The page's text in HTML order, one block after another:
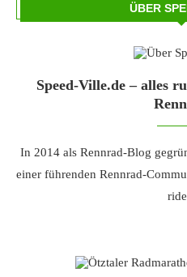
ÜBER
Speed-Ville.de – alles
In 2014 als Rennrad-Blog
einer führenden Rennrad-